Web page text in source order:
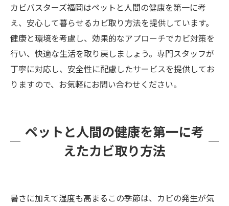
カビバスターズ福岡はペットと人間の健康を第一に考
え、安心して暮らせるカビ取り方法を提供しています。
健康と環境を考慮し、効果的なアプローチでカビ対策を
行い、快適な生活を取り戻しましょう。専門スタッフが
丁寧に対応し、安全性に配慮したサービスを提供してお
りますので、お気軽にお問い合わせください。
ペットと人間の健康を第一に考
えたカビ取り方法
暑さに加えて湿度も高まるこの季節は、カビの発生が気